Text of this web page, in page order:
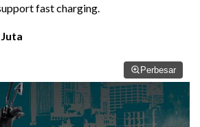
fast charging.
Perbesar